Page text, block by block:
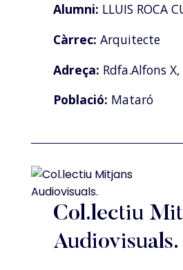
Alumni: LLUIS ROCA
Càrrec: Arquitecte
Adreça: Rdfa.Alfons
Població: Mataró
Col.lectiu
Audiovisuals.